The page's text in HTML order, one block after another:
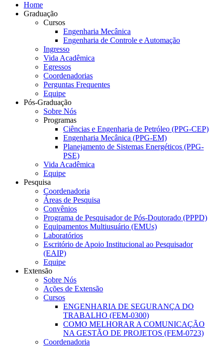
Home
Graduação
Cursos
Engenharia Mecânica
Engenharia de Controle e Automação
Ingresso
Vida Acadêmica
Egressos
Coordenadorias
Perguntas Frequentes
Equipe
Pós-Graduação
Sobre Nós
Programas
Ciências e Engenharia de Petróleo (PPG-CEP)
Engenharia Mecânica (PPG-EM)
Planejamento de Sistemas Energéticos (PPG-
PSE)
Vida Acadêmica
Equipe
Pesquisa
Coordenadoria
Áreas de Pesquisa
Convênios
Programa de Pesquisador de Pós-Doutorado (PPPD)
Equipamentos Multiusuário (EMUs)
Laboratórios
Escritório de Apoio Institucional ao Pesquisador
(EAIP)
Equipe
Extensão
Sobre Nós
Ações de Extensão
Cursos
ENGENHARIA DE SEGURANÇA DO
TRABALHO (FEM-0300)
COMO MELHORAR A COMUNICAÇÃO
NA GESTÃO DE PROJETOS (FEM-0723)
Coordenadoria